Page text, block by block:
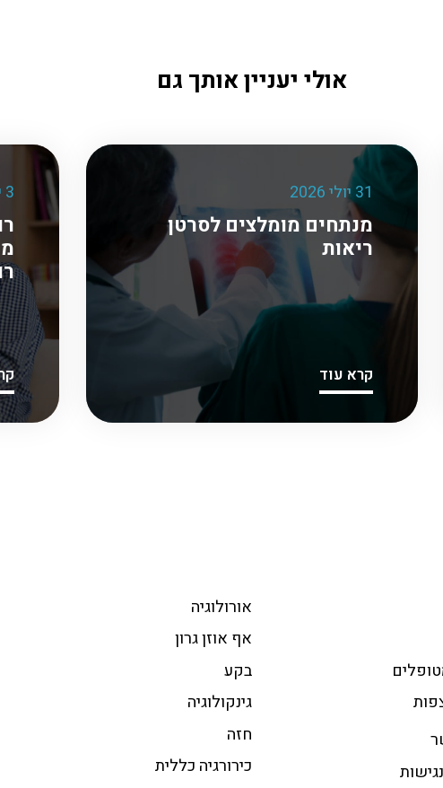
אולי יעניין אותך גם
31 יולי 2026
מנתחים מומלצים לסרטן
ריאות
קרא עוד
3 יוני 2026
אורולוגיה
אף אוזן גרון
בקע
גינקולוגיה
חזה
כירורגיה כללית